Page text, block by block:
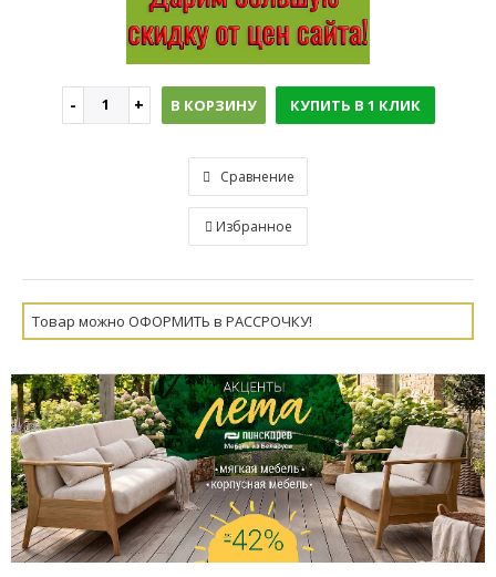
В КОРЗИНУ КУПИТЬ В 1 КЛИК
Сравнение
Избранное
Товар можно ОФОРМИТЬ в РАССРОЧКУ!